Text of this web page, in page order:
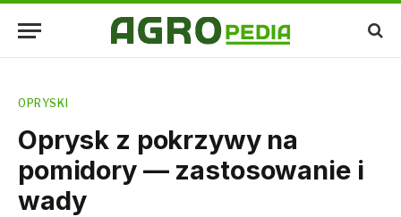
OPRYSKI
Oprysk z pokrzywy na
pomidory — zastosowanie i
wady